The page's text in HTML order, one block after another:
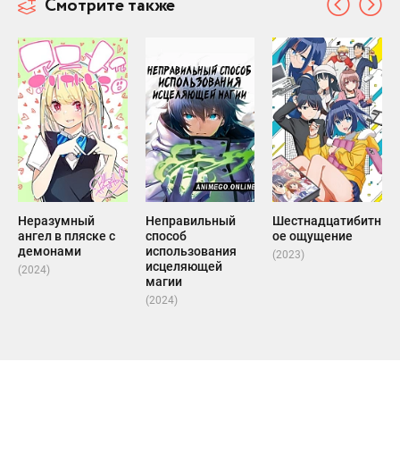
Смотрите также
Неразумный
ангел в пляске с
демонами
(2024)
Неправильный
способ
использования
исцеляющей
магии
(2024)
Шестнадцатибитн
ое ощущение
(2023)